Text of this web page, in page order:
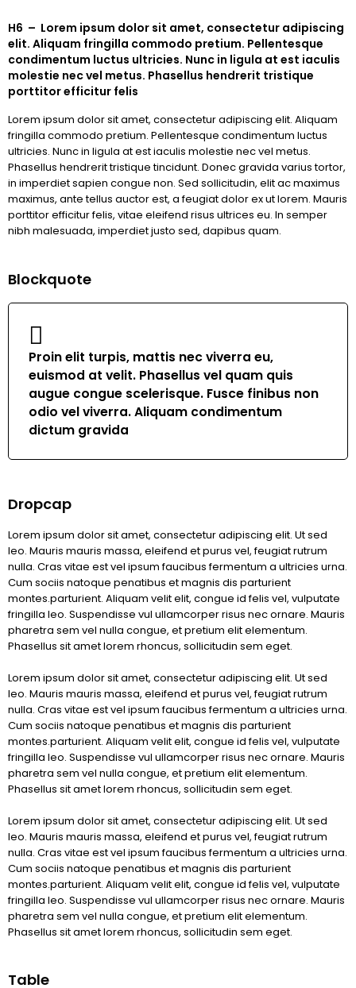
H6 – Lorem ipsum dolor sit amet, consectetur adipiscing
elit. Aliquam fringilla commodo pretium. Pellentesque
condimentum luctus ultricies. Nunc in ligula at est iaculis
molestie nec vel metus. Phasellus hendrerit tristique
porttitor efficitur felis
Lorem ipsum dolor sit amet, consectetur adipiscing elit. Aliquam
fringilla commodo pretium. Pellentesque condimentum luctus
ultricies. Nunc in ligula at est iaculis molestie nec vel metus.
Phasellus hendrerit tristique tincidunt. Donec gravida varius tortor,
in imperdiet sapien congue non. Sed sollicitudin, elit ac maximus
maximus, ante tellus auctor est, a feugiat dolor ex ut lorem. Mauris
porttitor efficitur felis, vitae eleifend risus ultrices eu. In semper
nibh malesuada, imperdiet justo sed, dapibus quam.
Blockquote
Proin elit turpis, mattis nec viverra eu,
euismod at velit. Phasellus vel quam quis
augue congue scelerisque. Fusce finibus non
odio vel viverra. Aliquam condimentum
dictum gravida
Dropcap
Lorem ipsum dolor sit amet, consectetur adipiscing elit. Ut sed
leo. Mauris mauris massa, eleifend et purus vel, feugiat rutrum
nulla. Cras vitae est vel ipsum faucibus fermentum a ultricies urna.
Cum sociis natoque penatibus et magnis dis parturient
montes.parturient. Aliquam velit elit, congue id felis vel, vulputate
fringilla leo. Suspendisse vul ullamcorper risus nec ornare. Mauris
pharetra sem vel nulla congue, et pretium elit elementum.
Phasellus sit amet lorem rhoncus, sollicitudin sem eget.
Lorem ipsum dolor sit amet, consectetur adipiscing elit. Ut sed
leo. Mauris mauris massa, eleifend et purus vel, feugiat rutrum
nulla. Cras vitae est vel ipsum faucibus fermentum a ultricies urna.
Cum sociis natoque penatibus et magnis dis parturient
montes.parturient. Aliquam velit elit, congue id felis vel, vulputate
fringilla leo. Suspendisse vul ullamcorper risus nec ornare. Mauris
pharetra sem vel nulla congue, et pretium elit elementum.
Phasellus sit amet lorem rhoncus, sollicitudin sem eget.
Lorem ipsum dolor sit amet, consectetur adipiscing elit. Ut sed
leo. Mauris mauris massa, eleifend et purus vel, feugiat rutrum
nulla. Cras vitae est vel ipsum faucibus fermentum a ultricies urna.
Cum sociis natoque penatibus et magnis dis parturient
montes.parturient. Aliquam velit elit, congue id felis vel, vulputate
fringilla leo. Suspendisse vul ullamcorper risus nec ornare. Mauris
pharetra sem vel nulla congue, et pretium elit elementum.
Phasellus sit amet lorem rhoncus, sollicitudin sem eget.
Table